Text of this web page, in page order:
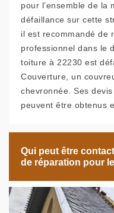
pour l’ensemble de la
défaillance sur cette
il est recommandé de
professionnel dans le
toiture à 22230 est
Couverture, un
chevronnée. Ses
peuvent être obtenus
Qui peut être
de réparation pour